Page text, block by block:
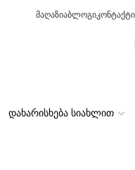
მაღაზიაბლოგიკონტაქტი